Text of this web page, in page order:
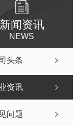
新闻资讯
NEWS
头条
资讯
问题